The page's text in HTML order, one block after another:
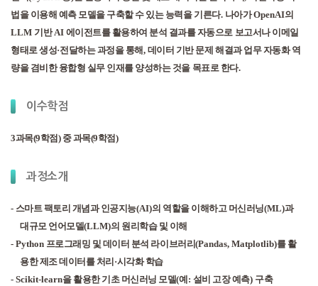
법을 이용해 예측 모델을 구축할 수 있는 능력을 기른다. 나아가OpenAI의
LLM 기반AI 에이전트를 활용하여 분석 결과를 자동으로 보고서나 이메일
형태로 생성·전달하는 과정을 통해, 데이터 기반 문제 해결과 업무 자동화 역
량을 겸비한 융합형 실무 인재를 양성하는 것을 목표로 한다.
이수학점
3과목(9학점) 중 과목(9학점)
과정소개
- 스마트 팩토리 개념과 인공지능(AI)의 역할을 이해하고 머신러닝(ML)과
대규모 언어모델(LLM)의 원리학습 및 이해
- Python 프로그래밍 및 데이터 분석 라이브러리(Pandas, Matplotlib)를 활
용한 제조 데이터를 처리 ·시각화 학습
- Scikit-learn을 활용한 기초 머신러닝 모델(예 : 설비 고장 예측) 구축